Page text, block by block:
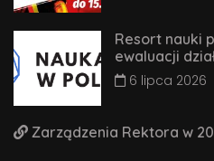
Resort nauki
ewaluacji
6 lipca 2026
Zarządzenia Rektora w